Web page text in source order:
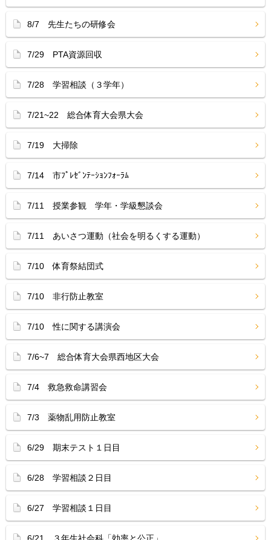
8/7 先生たちの研修会
7/29 PTA資源回収
7/28 学習相談（３学年）
7/21~22 総合体育大会県大会
7/19 大掃除
7/14 市ﾌﾟﾚｾﾞﾝﾃｰｼｮﾝﾌｫｰﾗﾑ
7/11 授業参観 学年・学級懇談会
7/11 あいさつ運動（社会を明るくする運動）
7/10 体育祭結団式
7/10 非行防止教室
7/10 性に関する講演会
7/6~7 総合体育大会県西地区大会
7/4 救急救命講習会
7/3 薬物乱用防止教室
6/29 期末テスト１日目
6/28 学習相談２日目
6/27 学習相談１日目